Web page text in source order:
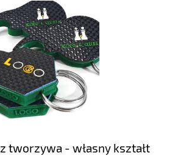
tworzywa - własny kształt